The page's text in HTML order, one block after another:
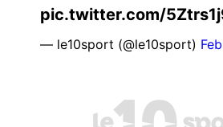
pic.twitter.com/
— le10sport (@le10sport)